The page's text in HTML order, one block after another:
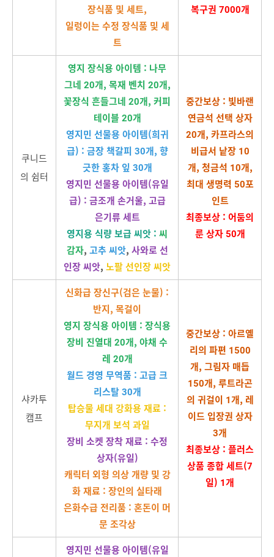
장식품 및 세트,
일렁이는 수정 장식품 및 세
트
복구권 7000개
쿠니드
의 쉼터
영지 장식용 아이템 : 나무
그네 20개, 목재 벤치 20개,
꽃장식 흔들그네 20개, 커피
테이블 20개
영지민 선물용 아이템(희귀
급) : 금장 책갈피 30개, 향
긋한 홍차 잎 30개
영지민 선물용 아이템(유일
급) : 금조개 손거울, 고급
은기류 세트
영지용 식량 보급 씨앗 : 씨
감자, 고추 씨앗, 사와로 선
인장 씨앗, 노팔 선인장 씨앗
중간보상 : 빛바랜
연금석 선택 상자
20개, 카프라스의
비급서 낱장 10
개, 청금석 10개,
최대 생명력 50포
인트
최종보상 : 어둠의
룬 상자 50개
샤카투
캠프
신화급 장신구(검은 눈물) :
반지, 목걸이
영지 장식용 아이템 : 장식용
장비 진열대 20개, 야채 수
레 20개
월드 경영 무역품 : 고급 크
리스탈 30개
탑승물 세대 강화용 재료 :
무지개 보석 과일
장비 소켓 장착 재료 : 수정
상자(유일)
캐릭터 외형 의상 개량 및 강
화 재료 : 장인의 실타래
은화수급 전리품 : 혼돈이 머
문 조각상
중간보상 : 아르옐
리의 파편 1500
개, 그림자 매듭
150개, 루트라곤
의 귀걸이 1개, 레
이드 입장권 상자
3개
최종보상 : 플러스
상품 종합 세트(7
일) 1개
영지민 선물용 아이템(유일